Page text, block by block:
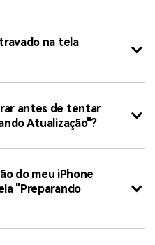
na tela
antes de tentar
Atualização"?
do meu iPhone
"Preparando